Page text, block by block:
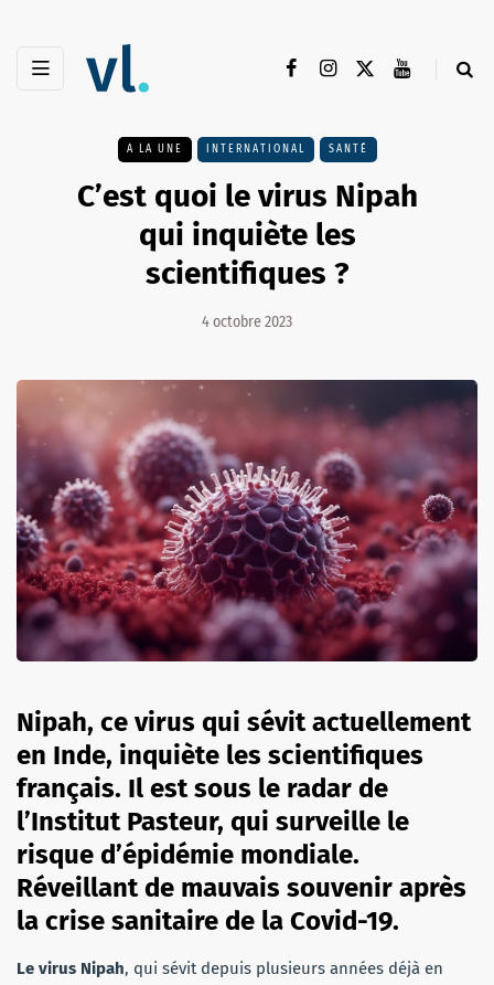
A LA UNE INTERNATIONAL SANTÉ
C’est quoi le virus Nipah
qui inquiète les
scientifiques ?
4 octobre 2023
Nipah, ce virus qui sévit actuellement
en Inde, inquiète les scientifiques
français. Il est sous le radar de
l’Institut Pasteur, qui surveille le
risque d’épidémie mondiale.
Réveillant de mauvais souvenir après
la crise sanitaire de la Covid-19.
Le virus Nipah, qui sévit depuis plusieurs années déjà en